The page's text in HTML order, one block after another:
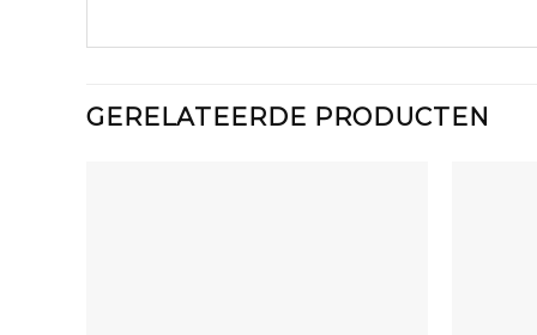
GERELATEERDE PRODUCTEN